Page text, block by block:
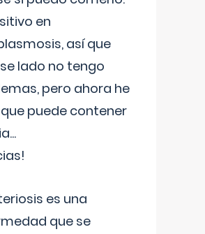
en
así que
lado no tengo
pero ahora he
puede contener
es una
que se